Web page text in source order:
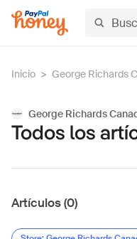
Inicio > George Richards
George Richards
Todos los
Artículos (0)